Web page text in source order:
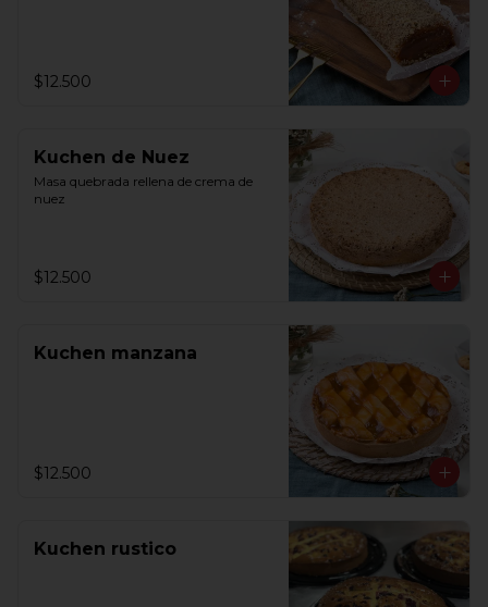
$12.500
Kuchen de Nuez
Masa quebrada rellena de crema de
nuez
$12.500
Kuchen manzana
$12.500
Kuchen rustico